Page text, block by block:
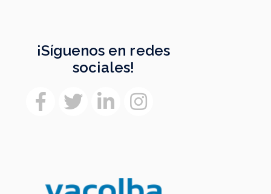
¡Síguenos en redes
sociales!